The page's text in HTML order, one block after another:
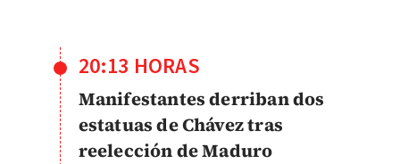
20:13 HORAS
Manifestantes derriban dos
estatuas de Chávez tras
reelección de Maduro